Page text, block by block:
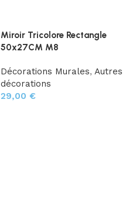
Miroir Tricolore Rectangle
50x27CM M8
Décorations Murales, Autres
décorations
29,00 €